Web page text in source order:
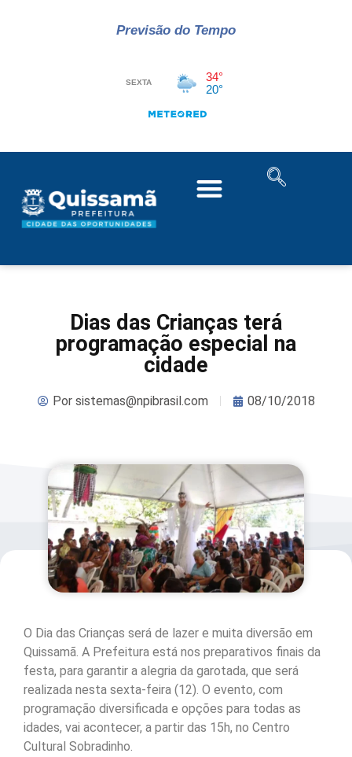
Previsão do Tempo
Dias das Crianças terá
programação especial na
cidade
Porsistemas@npibrasil.com 08/10/2018
O Dia das Crianças será de lazer e muita diversão em
Quissamã. A Prefeitura está nos preparativos finais da
festa, para garantir a alegria da garotada, que será
realizada nesta sexta-feira (12). O evento, com
programação diversificada e opções para todas as
idades, vai acontecer, a partir das 15h, no Centro
Cultural Sobradinho.